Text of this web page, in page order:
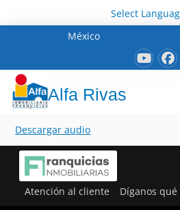
Select
México
Alfa Rivas
Descargar audio
Atención al cliente Díganos qué